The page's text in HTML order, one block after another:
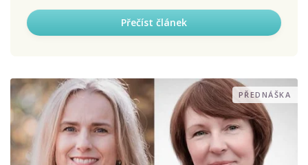
Přečíst článek
PŘEDNÁŠKA